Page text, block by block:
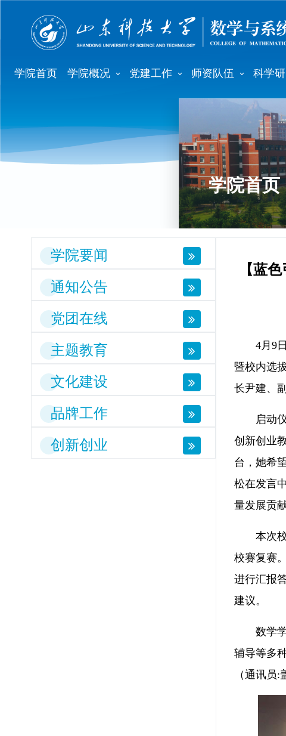
学院首页 学院概况 党建工作 师资队伍 科学
学院首页
学院要闻
通知公告
党团在线
主题教育
文化建设
品牌工作
创新创业
【蓝
4月9
暨校内选
长尹建、
启动
创新创业
台，她希
松在发言
量发展贡
本次
校赛复赛
进行汇报
建议。
数学
辅导等多
（通讯员: